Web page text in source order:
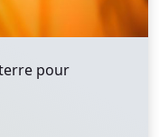
pour